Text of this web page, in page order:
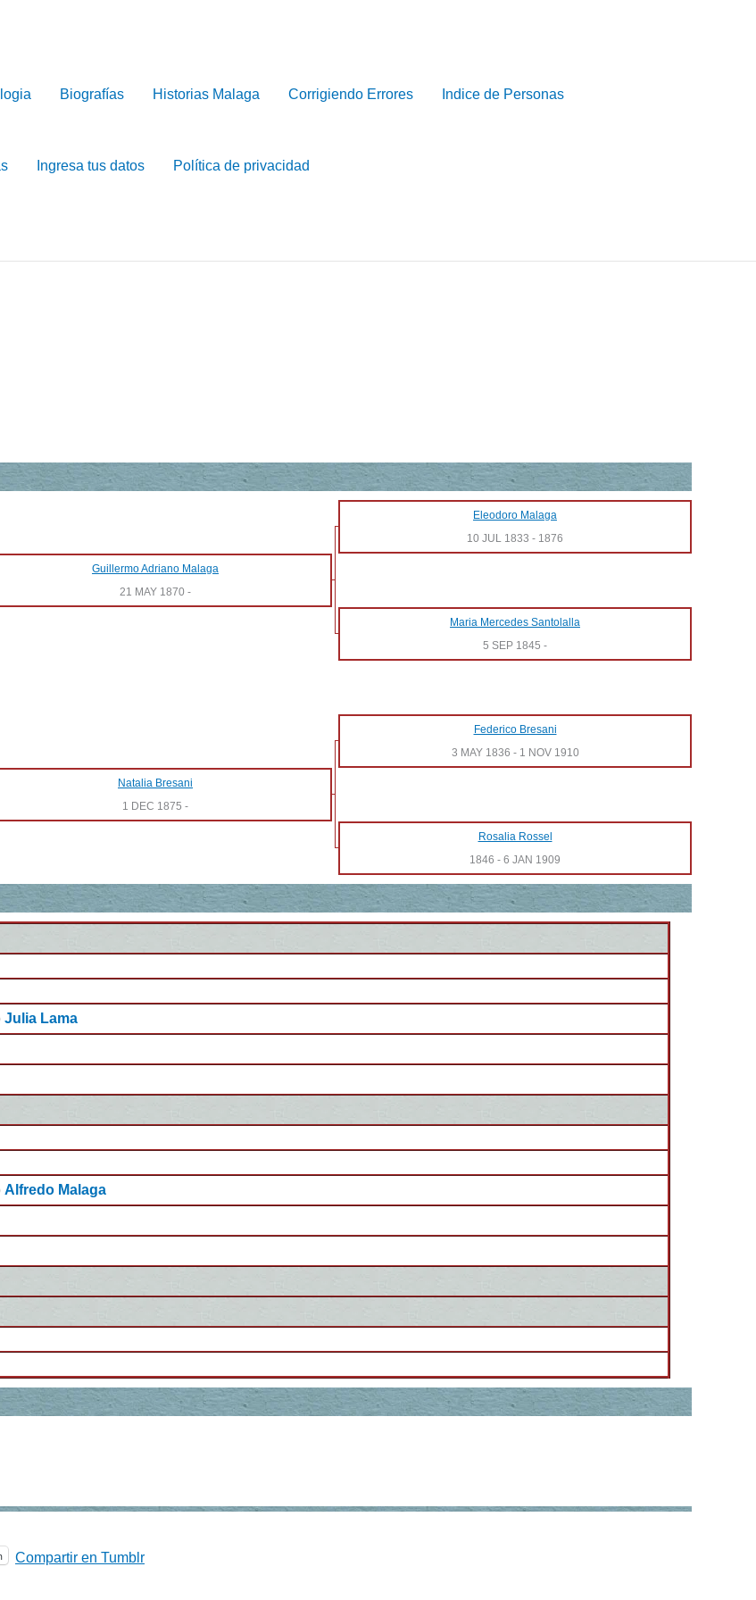
Biografías Historias Malaga Corrigiendo Errores Indice de Personas
Ingresa tus datos Política de privacidad
Eleodoro Malaga
10 JUL 1833 - 1876
Guillermo Adriano Malaga
21 MAY 1870 -
Maria Mercedes Santolalla
5 SEP 1845 -
Federico Bresani
3 MAY 1836 - 1 NOV 1910
Natalia Bresani
1 DEC 1875 -
Rosalia Rossel
1846 - 6 JAN 1909
Julia Lama
Alfredo Malaga
Compartir en Tumblr